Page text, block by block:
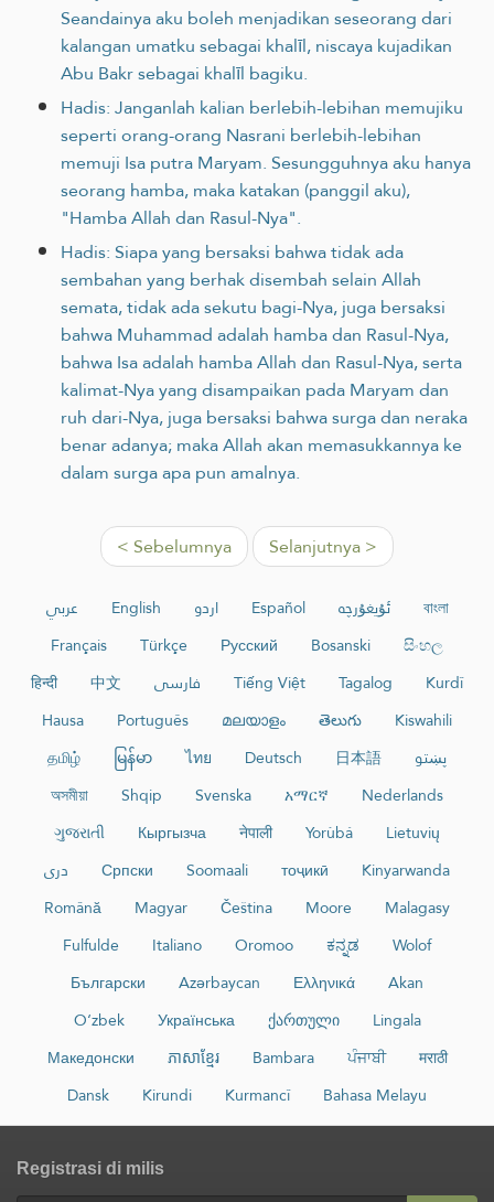
Seandainya aku boleh menjadikan seseorang dari
kalangan umatku sebagai khalīl, niscaya kujadikan
Abu Bakr sebagai khalīl bagiku.
Hadis: Janganlah kalian berlebih-lebihan memujiku
seperti orang-orang Nasrani berlebih-lebihan
memuji Isa putra Maryam. Sesungguhnya aku hanya
seorang hamba, maka katakan (panggil aku),
"Hamba Allah dan Rasul-Nya".
Hadis: Siapa yang bersaksi bahwa tidak ada
sembahan yang berhak disembah selain Allah
semata, tidak ada sekutu bagi-Nya, juga bersaksi
bahwa Muhammad adalah hamba dan Rasul-Nya,
bahwa Isa adalah hamba Allah dan Rasul-Nya, serta
kalimat-Nya yang disampaikan pada Maryam dan
ruh dari-Nya, juga bersaksi bahwa surga dan neraka
benar adanya; maka Allah akan memasukkannya ke
dalam surga apa pun amalnya.
< Sebelumnya Selanjutnya >
عربي English اردو Español ئۇيغۇرچە
বাংলা
Français
Türkçe Русский Bosanski
සිංහල
हिन्दी
中文 فارسی Tiếng Việt Tagalog
Kurdî
Hausa
Português മലയാളം తెలుగు
Kiswahili
தமிழ்
မြန်မာ ไทย Deutsch 日本語
پښتو
অসমীয়া
Shqip Svenska አማርኛ
Nederlands
ગુજરાતી
Кыргызча नेपाली Yorùbá
Lietuvių
دری
Српски Soomaali тоҷикӣ
Kinyarwanda
Română
Magyar Čeština Moore
Malagasy
Fulfulde
Italiano Oromoo ಕನ್ನಡ
Wolof
Български
Azərbaycan Ελληνικά
Akan
O‘zbek
Українська ქართული
Lingala
Македонски
ភាសាខ្មែរ Bambara ਪੰਜਾਬੀ
मराठी
Dansk
Kirundi Kurmancî Bahasa Melayu
Registrasi di milis